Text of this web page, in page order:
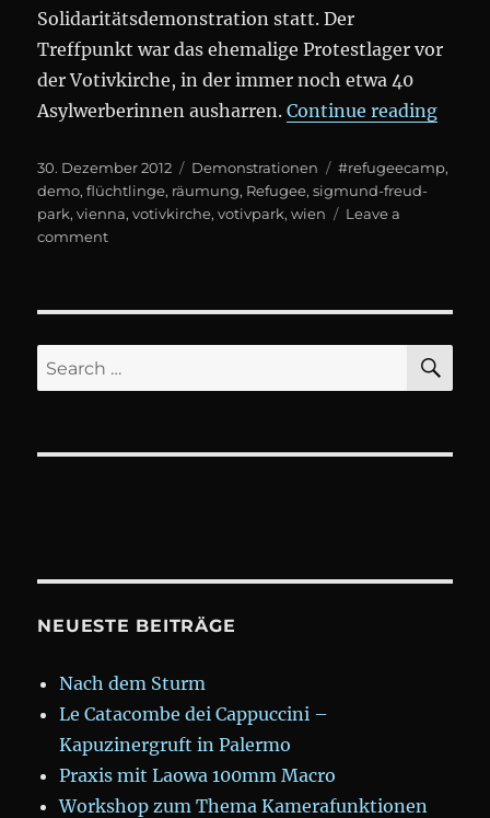
Solidaritätsdemonstration statt. Der
Treffpunkt war das ehemalige Protestlager vor
der Votivkirche, in der immer noch etwa 40
Asylwerberinnen ausharren.Continue reading
Posted
on
30. Dezember 2012 Categories
Demonstrationen Tags
#refugeecamp,
demo,flüchtlinge, räumung, Refugee,sigmund-freud-
park,vienna,votivkirche,votivpark,wien
Leave a
commenton
gegen
die
Räumung
Search
for:
NEUESTE BEITRÄGE
Nach dem Sturm
Le Catacombe dei Cappuccini –
Kapuzinergruft in Palermo
Praxis mit Laowa 100mm Macro
Workshop zum Thema Kamerafunktionen